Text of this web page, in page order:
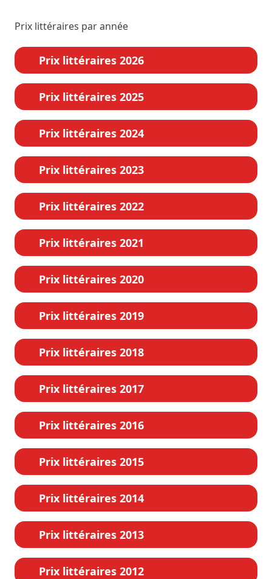
Prix littéraires par année
Prix littéraires 2026
Prix littéraires 2025
Prix littéraires 2024
Prix littéraires 2023
Prix littéraires 2022
Prix littéraires 2021
Prix littéraires 2020
Prix littéraires 2019
Prix littéraires 2018
Prix littéraires 2017
Prix littéraires 2016
Prix littéraires 2015
Prix littéraires 2014
Prix littéraires 2013
Prix littéraires 2012